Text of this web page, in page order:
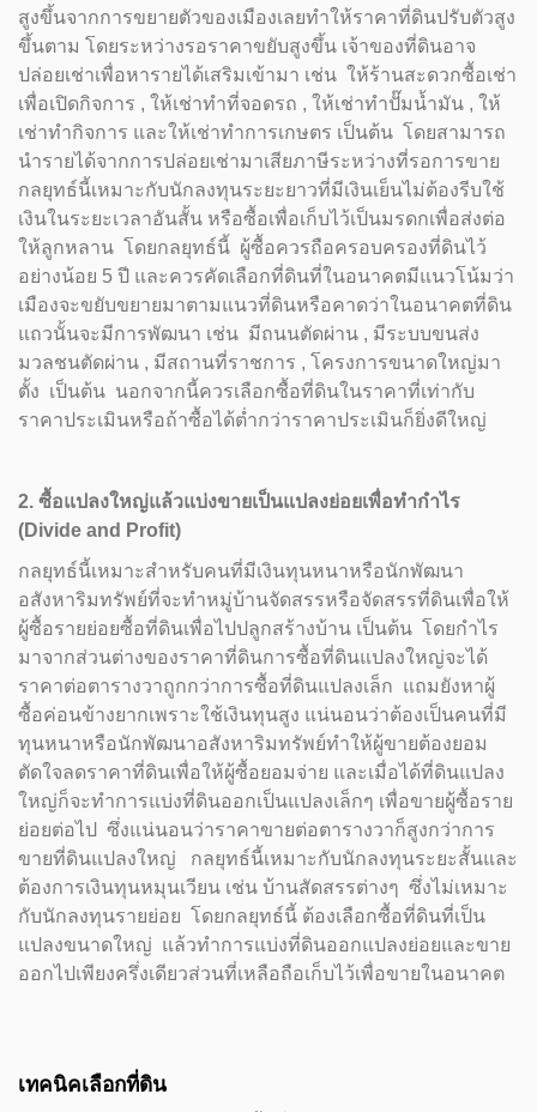
สูงขึ้นจากการขยายตัวของเมืองเลยทำให้ราคาที่ดินปรับตัวสูง
ขึ้นตาม โดยระหว่างรอราคาขยับสูงขึ้น เจ้าของที่ดินอาจ
ปล่อยเช่าเพื่อหารายได้เสริมเข้ามา เช่น ให้ร้านสะดวกซื้อเช่า
เพื่อเปิดกิจการ , ให้เช่าทำที่จอดรถ , ให้เช่าทำปั๊มน้ำมัน , ให้
เช่าทำกิจการ และให้เช่าทำการเกษตร เป็นต้น โดยสามารถ
นำรายได้จากการปล่อยเช่ามาเสียภาษีระหว่างที่รอการขาย
กลยุทธ์นี้เหมาะกับนักลงทุนระยะยาวที่มีเงินเย็นไม่ต้องรีบใช้
เงินในระยะเวลาอันสั้น หรือซื้อเพื่อเก็บไว้เป็นมรดกเพื่อส่งต่อ
ให้ลูกหลาน โดยกลยุทธ์นี้ ผู้ซื้อควรถือครอบครองที่ดินไว้
อย่างน้อย 5 ปี และควรคัดเลือกที่ดินที่ในอนาคตมีแนวโน้มว่า
เมืองจะขยับขยายมาตามแนวที่ดินหรือคาดว่าในอนาคตที่ดิน
แถวนั้นจะมีการพัฒนา เช่น มีถนนตัดผ่าน , มีระบบขนส่ง
มวลชนตัดผ่าน , มีสถานที่ราชการ , โครงการขนาดใหญ่มา
ตั้ง เป็นต้น นอกจากนี้ควรเลือกซื้อที่ดินในราคาที่เท่ากับ
ราคาประเมินหรือถ้าซื้อได้ต่ำกว่าราคาประเมินก็ยิ่งดีใหญ่
2. ซื้อแปลงใหญ่แล้วแบ่งขายเป็นแปลงย่อยเพื่อทำกำไร
(Divide and Profit)
กลยุทธ์นี้เหมาะสำหรับคนที่มีเงินทุนหนาหรือนักพัฒนา
อสังหาริมทรัพย์ที่จะทำหมู่บ้านจัดสรรหรือจัดสรรที่ดินเพื่อให้
ผู้ซื้อรายย่อยซื้อที่ดินเพื่อไปปลูกสร้างบ้าน เป็นต้น โดยกำไร
มาจากส่วนต่างของราคาที่ดินการซื้อที่ดินแปลงใหญ่จะได้
ราคาต่อตารางวาถูกกว่าการซื้อที่ดินแปลงเล็ก แถมยังหาผู้
ซื้อค่อนข้างยากเพราะใช้เงินทุนสูง แน่นอนว่าต้องเป็นคนที่มี
ทุนหนาหรือนักพัฒนาอสังหาริมทรัพย์ทำให้ผู้ขายต้องยอม
ตัดใจลดราคาที่ดินเพื่อให้ผู้ซื้อยอมจ่าย และเมื่อได้ที่ดินแปลง
ใหญ่ก็จะทำการแบ่งที่ดินออกเป็นแปลงเล็กๆ เพื่อขายผู้ซื้อราย
ย่อยต่อไป ซึ่งแน่นอนว่าราคาขายต่อตารางวาก็สูงกว่าการ
ขายที่ดินแปลงใหญ่ กลยุทธ์นี้เหมาะกับนักลงทุนระยะสั้นและ
ต้องการเงินทุนหมุนเวียน เช่น บ้านสัดสรรต่างๆ ซึ่งไม่เหมาะ
กับนักลงทุนรายย่อย โดยกลยุทธ์นี้ ต้องเลือกซื้อที่ดินที่เป็น
แปลงขนาดใหญ่ แล้วทำการแบ่งที่ดินออกแปลงย่อยและขาย
ออกไปเพียงครึ่งเดียวส่วนที่เหลือถือเก็บไว้เพื่อขายในอนาคต
เทคนิคเลือกที่ดิน